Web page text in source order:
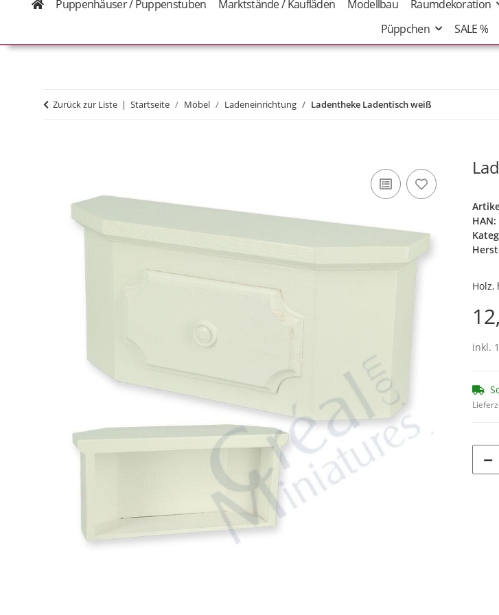
Puppenhäuser / Puppenstuben Marktstände / Kaufläden Modellbau Raumdekoration
Püppchen
SALE %
Zurück zur Liste Startseite Möbel Ladeneinrichtung Ladentheke Ladentisch weiß
HAN:
Holz,
inkl.